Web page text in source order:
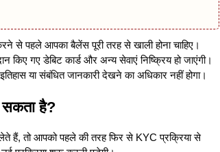
से पहले आपका बैलेंस पूरी तरह से खाली होना चाहिए।
किए गए डेबिट कार्ड और अन्य सेवाएं निष्क्रिय हो जाएंगी।
या संबंधित जानकारी देखने का अधिकार नहीं होगा।
है?
हैं, तो आपको पहले की तरह फिर से KYC प्रक्रिया से